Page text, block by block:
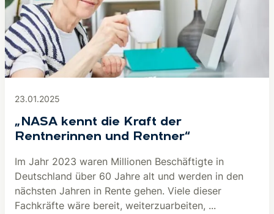
23.01.2025
„NASA kennt die Kraft der
Rentnerinnen und Rentner“
Im Jahr 2023 waren Millionen Beschäftigte in
Deutschland über 60 Jahre alt und werden in den
nächsten Jahren in Rente gehen. Viele dieser
Fachkräfte wäre bereit, weiterzuarbeiten, ...